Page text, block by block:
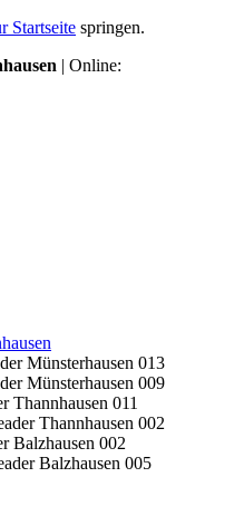
Startseite springen.
| Online: